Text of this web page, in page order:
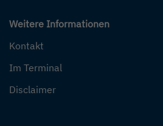
Weitere Informationen
Kontakt
Im Terminal
Disclaimer